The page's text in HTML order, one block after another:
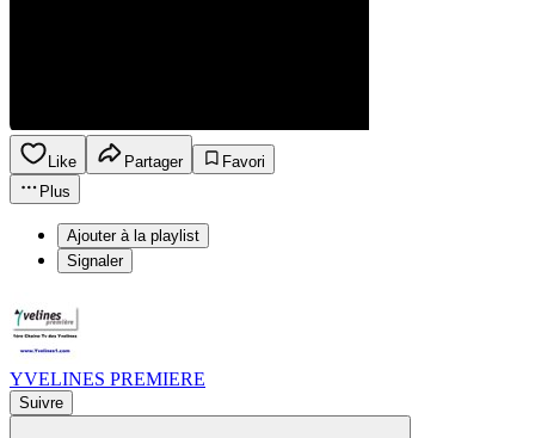
Like Partager
Favori
Plus
Ajouter à la playlist
Signaler
YVELINES PREMIERE
Suivre